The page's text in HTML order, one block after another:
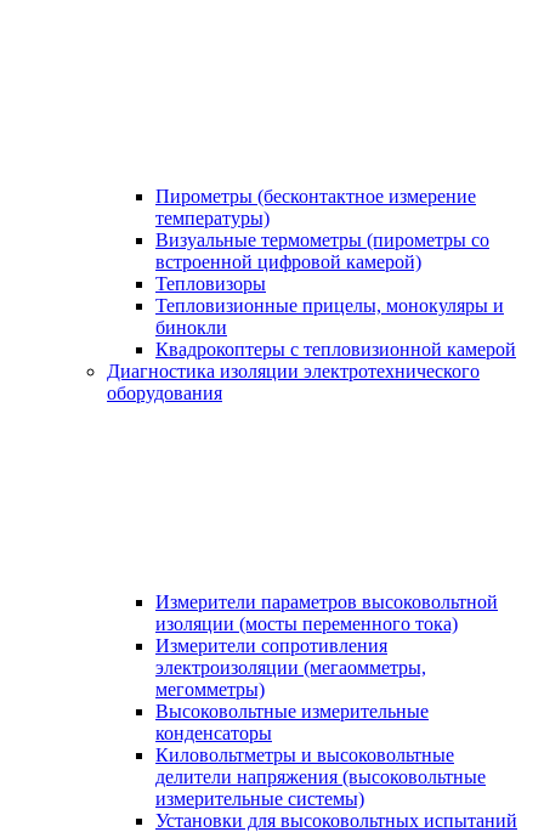
Пирометры (бесконтактное измерение
температуры)
Визуальные термометры (пирометры со
встроенной цифровой камерой)
Тепловизоры
Тепловизионные прицелы, монокуляры и
бинокли
Квадрокоптеры с тепловизионной камерой
Диагностика изоляции электротехнического
оборудования
Измерители параметров высоковольтной
изоляции (мосты переменного тока)
Измерители сопротивления
электроизоляции (мегаомметры,
мегомметры)
Высоковольтные измерительные
конденсаторы
Киловольтметры и высоковольтные
делители напряжения (высоковольтные
измерительные системы)
Установки для высоковольтных испытаний